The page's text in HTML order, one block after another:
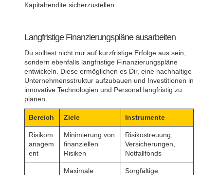
Kapitalrendite sicherzustellen.
Langfristige Finanzierungspläne ausarbeiten
Du solltest nicht nur auf kurzfristige Erfolge aus sein,
sondern ebenfalls langfristige Finanzierungspläne
entwickeln. Diese ermöglichen es Dir, eine nachhaltige
Unternehmensstruktur aufzubauen und Investitionen in
innovative Technologien und Personal langfristig zu
planen.
Bereich Ziele Instrumente
Risikom
anagem
ent
Minimierung von
finanziellen
Risiken
Risikostreuung,
Versicherungen,
Notfallfonds
Maximale
Sorgfältige